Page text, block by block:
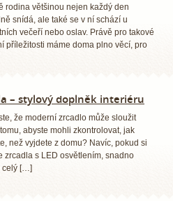
rodina většinou nejen každý den
snídá, ale také se v ní schází u
večeří nebo oslav. Právě pro takové
příležitosti máme doma plno věcí, pro
– stylový doplněk interiéru
že moderní zrcadlo může sloužit
abyste mohli zkontrolovat, jak
než vyjdete z domu? Navíc, pokud si
zrcadla s LED osvětlením, snadno
celý […]